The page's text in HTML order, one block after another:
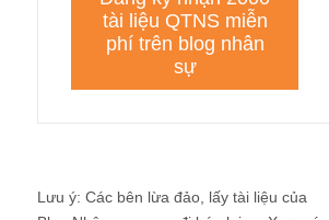
Lưu ý: Các bên lừa đảo, lấy tài liệu của